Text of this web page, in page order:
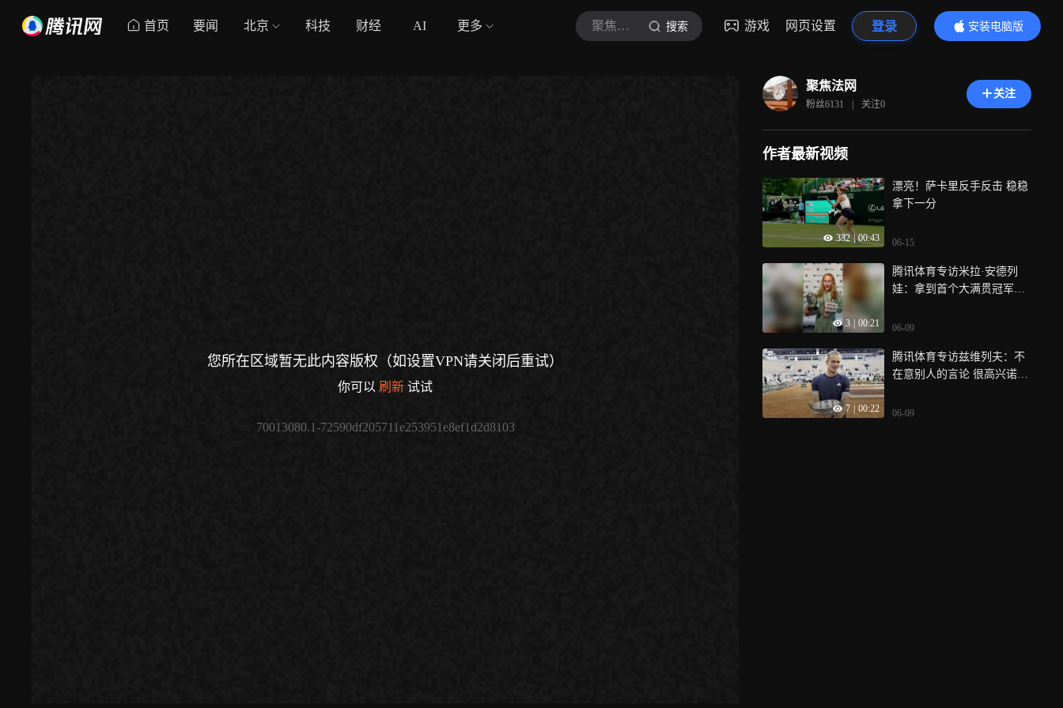
首页 要闻 北京 科技 财经 AI 更多 聚焦法网 搜索 游戏 网页设置 登录
安装电脑版
内容更精彩
您所在区域暂无此内容版权（如设置VPN请关闭后重试）
你可以 刷新 试试
70013080.1-72590df205711e253951e8ef1d2d8103
聚焦法网
粉丝6131 | 关注0
关注
作者最新视频
332 | 00:43
漂亮！萨卡里反手反击 稳稳
拿下一分
06-15
3 00:21
腾讯体育专访米拉·安德列
娃：拿到首个大满贯冠军感
06-09
7 00:22
腾讯体育专访兹维列夫：不
在意别人的言论 很高兴诺兰
06-09